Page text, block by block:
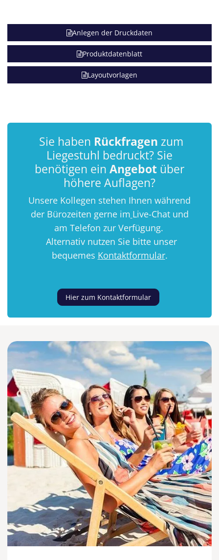
Anlegen der Druckdaten
Produktdatenblatt
Layoutvorlagen
Sie haben Rückfragen zum
Liegestuhl bedruckt? Sie
benötigen ein Angebot über
höhere Auflagen?
Unsere Kollegen stehen Ihnen während
der Bürozeiten gerne im Live-Chat und
am Telefon zur Verfügung.
Alternativ nutzen Sie bitte unser
bequemes Kontaktformular.
Hier zum Kontaktformular